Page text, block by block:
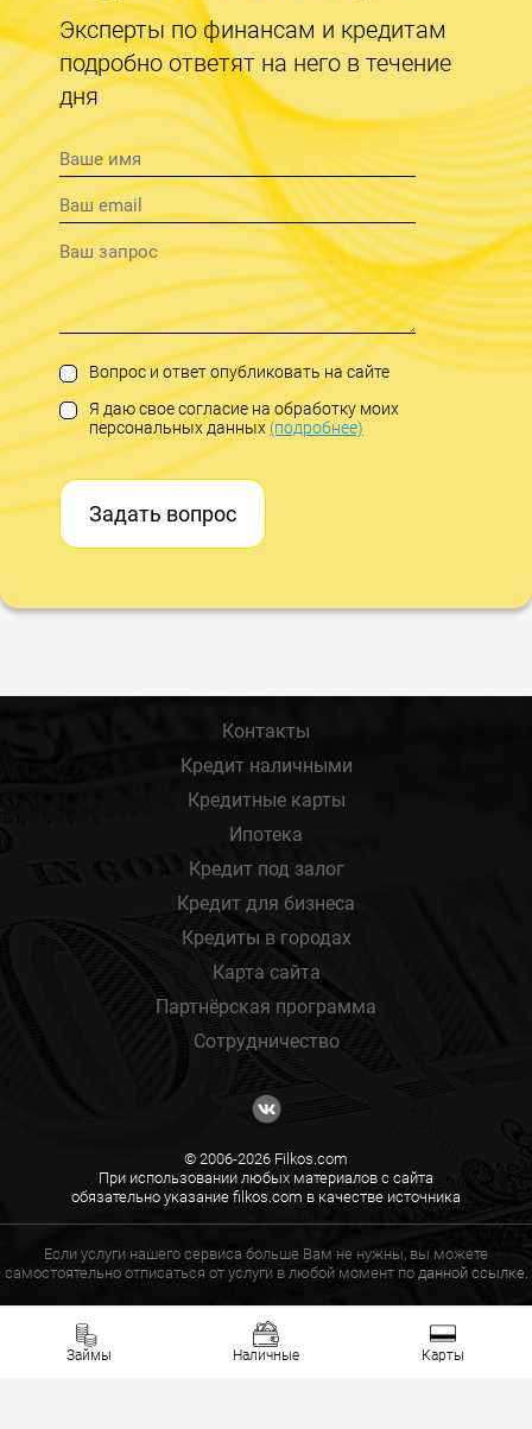
Эксперты по финансам и кредитам
подробно ответят на него в течение
дня
Вопрос и ответ опубликовать на сайте
Я даю свое согласие на обработку моих
персональных данных(подробнее)
Задать вопрос
Займы Наличные Карты
Контакты
Кредит наличными
Кредитные карты
Ипотека
Кредит под залог
Кредит для бизнеса
Кредиты в городах
Карта сайта
Партнёрская программа
Сотрудничество
© 2006-2026 Filkos.com
При использовании любых материалов с сайта
обязательно указание filkos.com в качестве источника
Если услуги нашего сервиса больше Вам не нужны, вы можете
самостоятельно отписаться от услуги в любой момент по данной ссылке.